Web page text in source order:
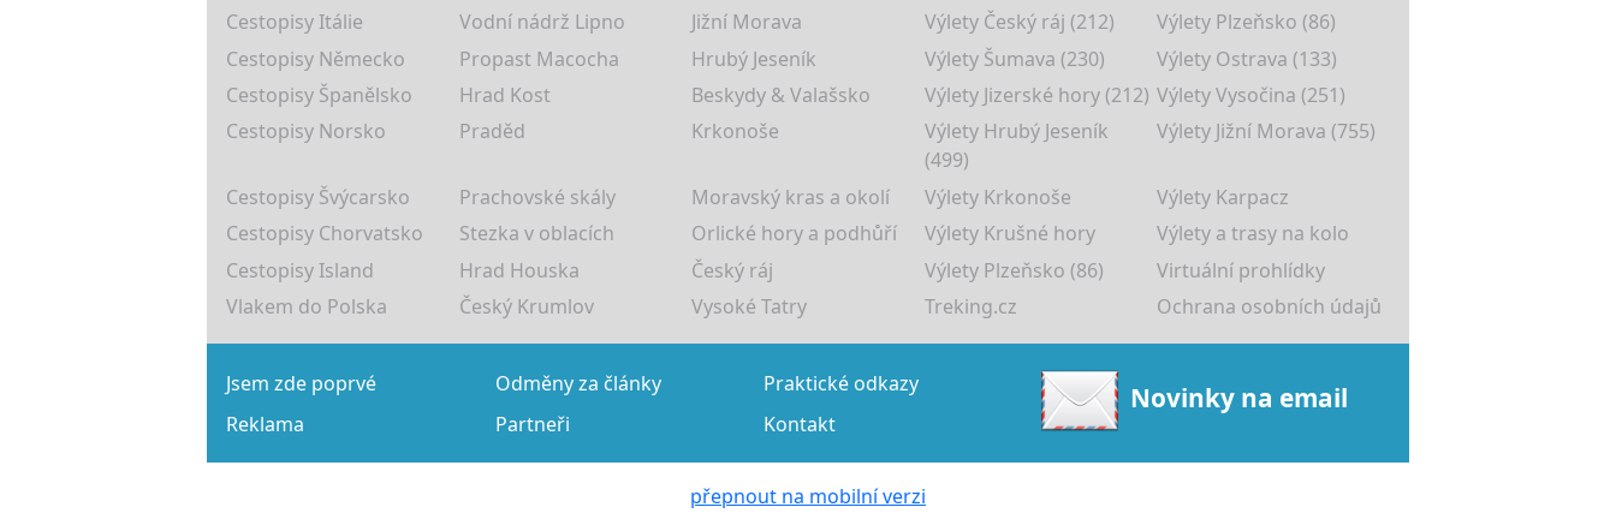
Cestopisy Itálie
Vodní nádrž Lipno Jižní Morava Výlety Český ráj (212)
Výlety Plzeňsko (86)
Cestopisy Německo
Propast Macocha Hrubý Jeseník Výlety Šumava (230)
Výlety Ostrava (133)
Cestopisy Španělsko
Hrad Kost Beskydy & Valašsko Výlety Jizerské hory (212) Výlety Vysočina (251)
Cestopisy Norsko
Praděd Krkonoše
Výlety Hrubý Jeseník
(499)
Výlety Jižní Morava (755)
Cestopisy Švýcarsko Prachovské skály Moravský kras a okolí Výlety Krkonoše
Výlety Karpacz
Cestopisy Chorvatsko
Stezka v oblacích Orlické hory a podhůří Výlety Krušné hory
Výlety a trasy na kolo
Cestopisy Island
Hrad Houska Český ráj Výlety Plzeňsko (86)
Virtuální prohlídky
Vlakem do Polska
Český Krumlov Vysoké Tatry Treking.cz Ochrana osobních údajů
Jsem zde poprvé Odměny za články
Praktické odkazy
Reklama
Partneři Kontakt
Novinky na email
přepnout na mobilní verzi